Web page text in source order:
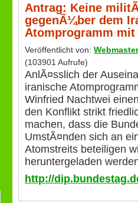
Antrag: Keine
gegenÃ¼ber dem
Atomprogramm mit
Veröffentlicht von: Webmaster
(103901 Aufrufe)
AnlÃ¤sslich der
iranische
Winfried Nachtwei
den Konflikt strikt
machen, dass die
UmstÃ¤nden sich an
Atomstreits beteiligen
heruntergeladen
http://